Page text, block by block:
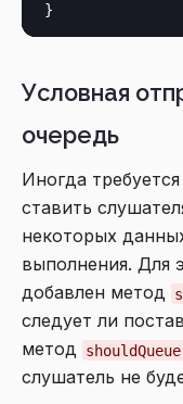
Условная
очередь
Иногда
ставить
некоторых
выполнения. Для
добавлен метод
следует ли
метод shouldQueue
слушатель не